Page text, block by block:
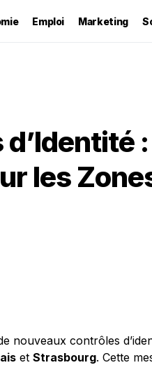
Emploi Marketing
les
nouveaux contrôles
et Strasbourg. Cette